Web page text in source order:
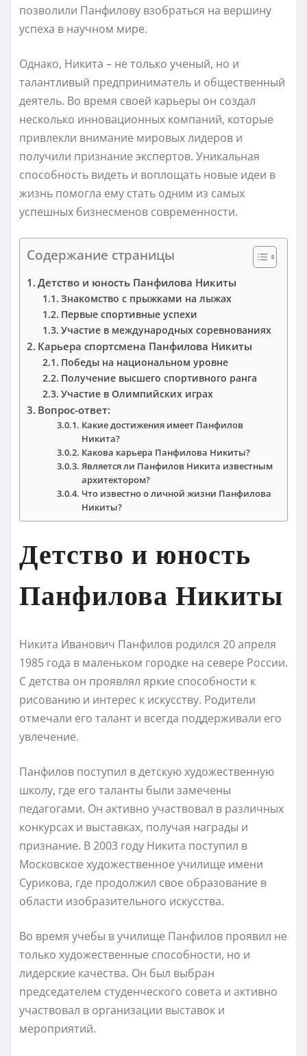
позволили Панфилову взобраться на вершину
успеха в научном мире.
Однако, Никита – не только ученый, но и
талантливый предприниматель и общественный
деятель. Во время своей карьеры он создал
несколько инновационных компаний, которые
привлекли внимание мировых лидеров и
получили признание экспертов. Уникальная
способность видеть и воплощать новые идеи в
жизнь помогла ему стать одним из самых
успешных бизнесменов современности.
Содержание страницы
Детство и юность Панфилова Никиты
Знакомство с прыжками на лыжах
Первые спортивные успехи
Участие в международных соревнованиях
Карьера спортсмена Панфилова Никиты
Победы на национальном уровне
Получение высшего спортивного ранга
Участие в Олимпийских играх
Вопрос-ответ:
Какие достижения имеет Панфилов
Никита?
Какова карьера Панфилова Никиты?
Является ли Панфилов Никита известным
архитектором?
Что известно о личной жизни Панфилова
Никиты?
Детство и юность
Панфилова Никиты
Никита Иванович Панфилов родился 20 апреля
1985 года в маленьком городке на севере России.
С детства он проявлял яркие способности к
рисованию и интерес к искусству. Родители
отмечали его талант и всегда поддерживали его
увлечение.
Панфилов поступил в детскую художественную
школу, где его таланты были замечены
педагогами. Он активно участвовал в различных
конкурсах и выставках, получая награды и
признание. В 2003 году Никита поступил в
Московское художественное училище имени
Сурикова, где продолжил свое образование в
области изобразительного искусства.
Во время учебы в училище Панфилов проявил не
только художественные способности, но и
лидерские качества. Он был выбран
председателем студенческого совета и активно
участвовал в организации выставок и
мероприятий.